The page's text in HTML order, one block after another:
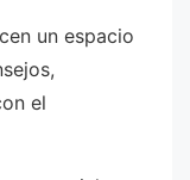
un espacio
el